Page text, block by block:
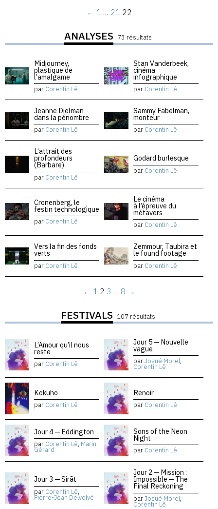
← 1 … 21 22
ANALYSES 73 résultats
Midjourney,
plastique de
l’amalgame
par Corentin Lê
Stan Vanderbeek,
cinéma
infographique
par Corentin Lê
Jeanne Dielman
dans la pénombre
par Corentin Lê
Sammy Fabelman,
monteur
par Corentin Lê
L’attrait des
profondeurs
(Barbare)
par Corentin Lê
Godard burlesque
par Corentin Lê
Cronenberg, le
festin technologique
par Corentin Lê
Le cinéma
à l’épreuve du
métavers
par Corentin Lê
Vers la fin des fonds
verts
par Corentin Lê
Zemmour, Taubira et
le found footage
par Corentin Lê
← 1 2 3 … 8 →
FESTIVALS 107 résultats
L’Amour qu’il nous
reste
par Corentin Lê
Jour 5 — Nouvelle
vague
parJosué Morel,
Corentin Lê
Kokuho
par Corentin Lê
Renoir
par Corentin Lê
Jour 4 — Eddington
par Corentin Lê, Marin
Gérard
Sons of the Neon
Night
par Corentin Lê
Jour 3 — Sirāt
par Corentin Lê,
Pierre-Jean Delvolvé
Jour 2 — Mission :
Impossible — The
Final Reckoning
parJosué Morel,
Corentin Lê